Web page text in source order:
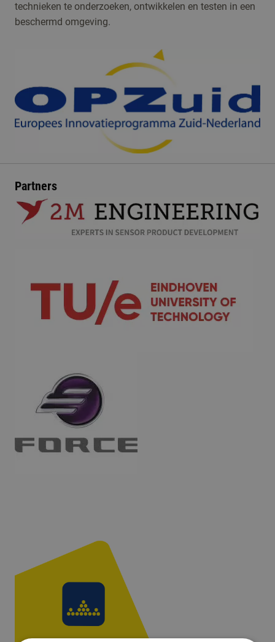
technieken te onderzoeken, ontwikkelen en testen in een
beschermd omgeving.
Partners